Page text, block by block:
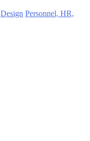
Design Personnel, HR,